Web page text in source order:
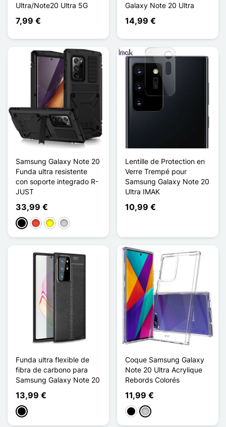
Ultra/Note20 Ultra 5G
7,99 €
Galaxy Note 20 Ultra
14,99 €
Samsung Galaxy Note 20
Funda ultra resistente
con soporte integrado R-
JUST
33,99 €
NegroRojoAmarillo
Plata
Lentille de Protection en
Verre Trempé pour
Samsung Galaxy Note 20
Ultra IMAK
10,99 €
Funda ultra flexible de
fibra de carbono para
Samsung Galaxy Note 20
13,99 €
Negro
Coque Samsung Galaxy
Note 20 Ultra Acrylique
Rebords Colorés
11,99 €
NegroTransparente